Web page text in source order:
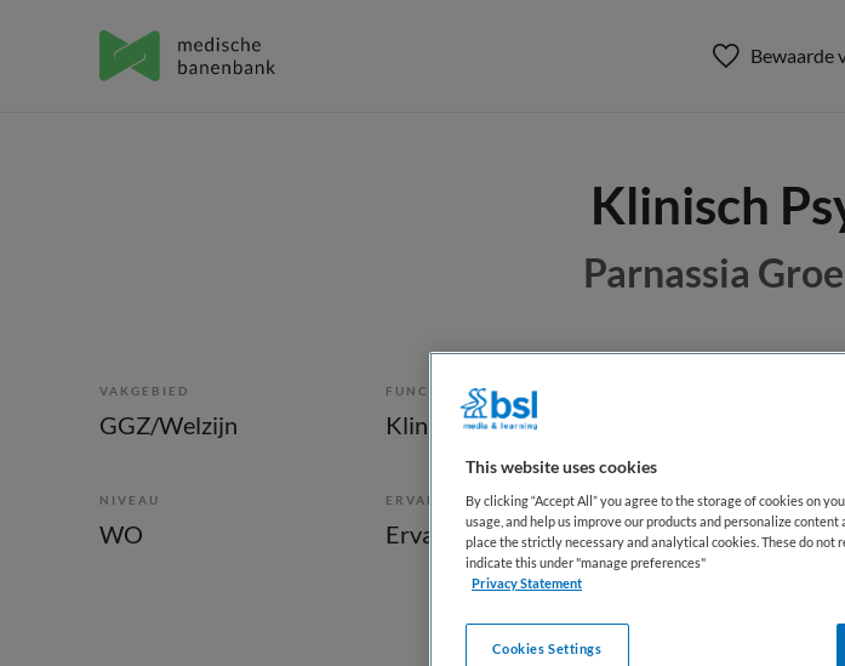
Bewaarde
Klinisch
Parnassia
VAKGEBIED
GGZ/Welzijn
FUNCTIE
Klinisch psycholoog
NIVEAU
WO
ERVARING
Ervaren
DIENSTVERBAND
Niet nader
This website uses cookies
By clicking “Accept All” you agree to the storage of cookies on
usage, and help us improve our products and personalize
place the strictly necessary and analytical cookies. These do not
indicate this under "manage preferences"
Privacy Statement
Cookies Settings